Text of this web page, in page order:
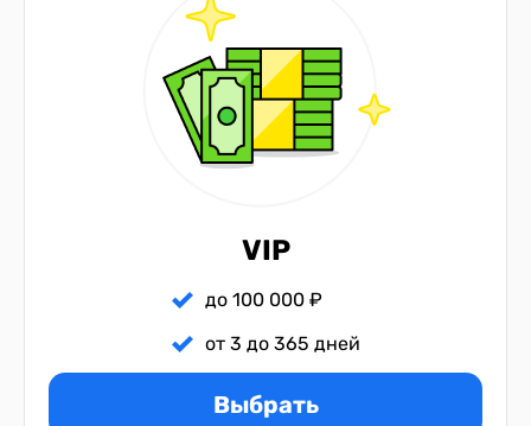
VIP
до 100 000 ₽
от 3 до 365 дней
Выбрать